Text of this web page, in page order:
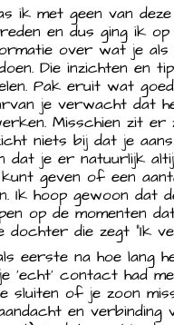
ik met geen van
en dus ging ik
over wat je als
Die inzichten en
Pak eruit wat
je verwacht dat
Misschien zit er
niets bij dat je
dat je er natuurlijk
kunt geven of een
Ik hoop gewoon dat
op de momenten
dochter die zegt “Ik
eerste na hoe lang
‘echt’ contact had
sluiten of je zoon
en verbinding